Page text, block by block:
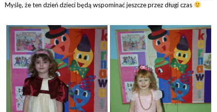
Myślę, że ten dzień dzieci będą wspominać jeszcze przez długi czas